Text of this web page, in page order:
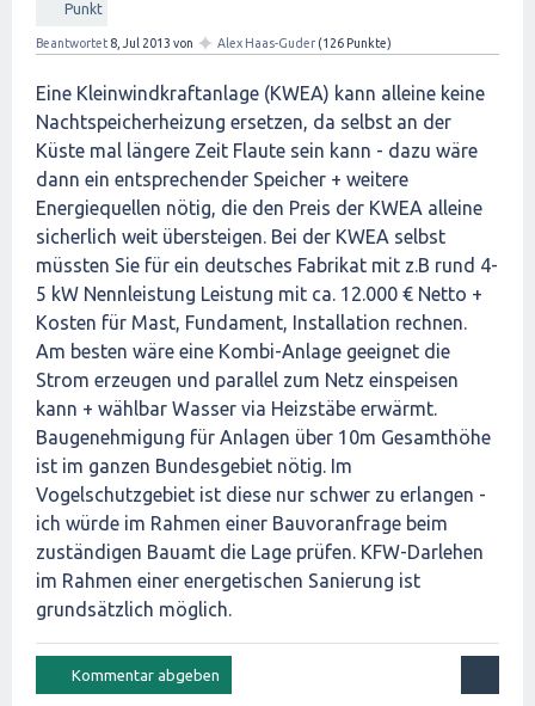
Punkt
Beantwortet 8, Jul 2013 von ✦ Alex Haas-Guder (126 Punkte)
Eine Kleinwindkraftanlage (KWEA) kann alleine keine
Nachtspeicherheizung ersetzen, da selbst an der
Küste mal längere Zeit Flaute sein kann - dazu wäre
dann ein entsprechender Speicher + weitere
Energiequellen nötig, die den Preis der KWEA alleine
sicherlich weit übersteigen. Bei der KWEA selbst
müssten Sie für ein deutsches Fabrikat mit z.B rund 4-
5 kW Nennleistung Leistung mit ca. 12.000 € Netto +
Kosten für Mast, Fundament, Installation rechnen.
Am besten wäre eine Kombi-Anlage geeignet die
Strom erzeugen und parallel zum Netz einspeisen
kann + wählbar Wasser via Heizstäbe erwärmt.
Baugenehmigung für Anlagen über 10m Gesamthöhe
ist im ganzen Bundesgebiet nötig. Im
Vogelschutzgebiet ist diese nur schwer zu erlangen -
ich würde im Rahmen einer Bauvoranfrage beim
zuständigen Bauamt die Lage prüfen. KFW-Darlehen
im Rahmen einer energetischen Sanierung ist
grundsätzlich möglich.